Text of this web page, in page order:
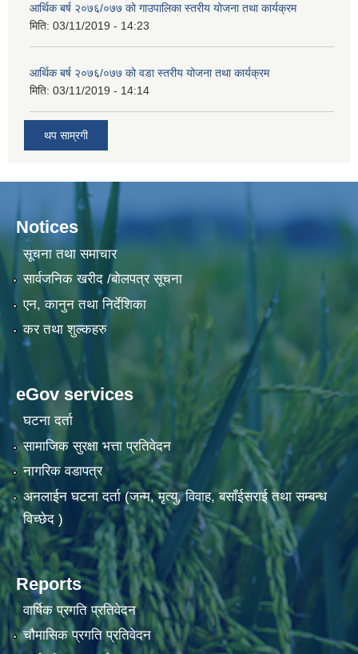
आर्थिक बर्ष २०७६/०७७ को गाउपालिका स्तरीय योजना तथा कार्यक्रम
मिति: 03/11/2019 - 14:23
आर्थिक बर्ष २०७६/०७७ को वडा स्तरीय योजना तथा कार्यक्रम
मिति: 03/11/2019 - 14:14
थप साम्रगी
Notices
सूचना तथा समाचार
सार्वजनिक खरीद /बोलपत्र सूचना
एन, कानुन तथा निर्देशिका
कर तथा शुल्कहरु
eGov services
घटना दर्ता
सामाजिक सुरक्षा भत्ता प्रतिवेदन
नागरिक वडापत्र
अनलाईन घटना दर्ता (जन्म, मृत्यु, विवाह, बसाँईसराई तथा सम्बन्ध
विच्छेद )
Reports
वार्षिक प्रगति प्रतिवेदन
चौमासिक प्रगति प्रतिवेदन